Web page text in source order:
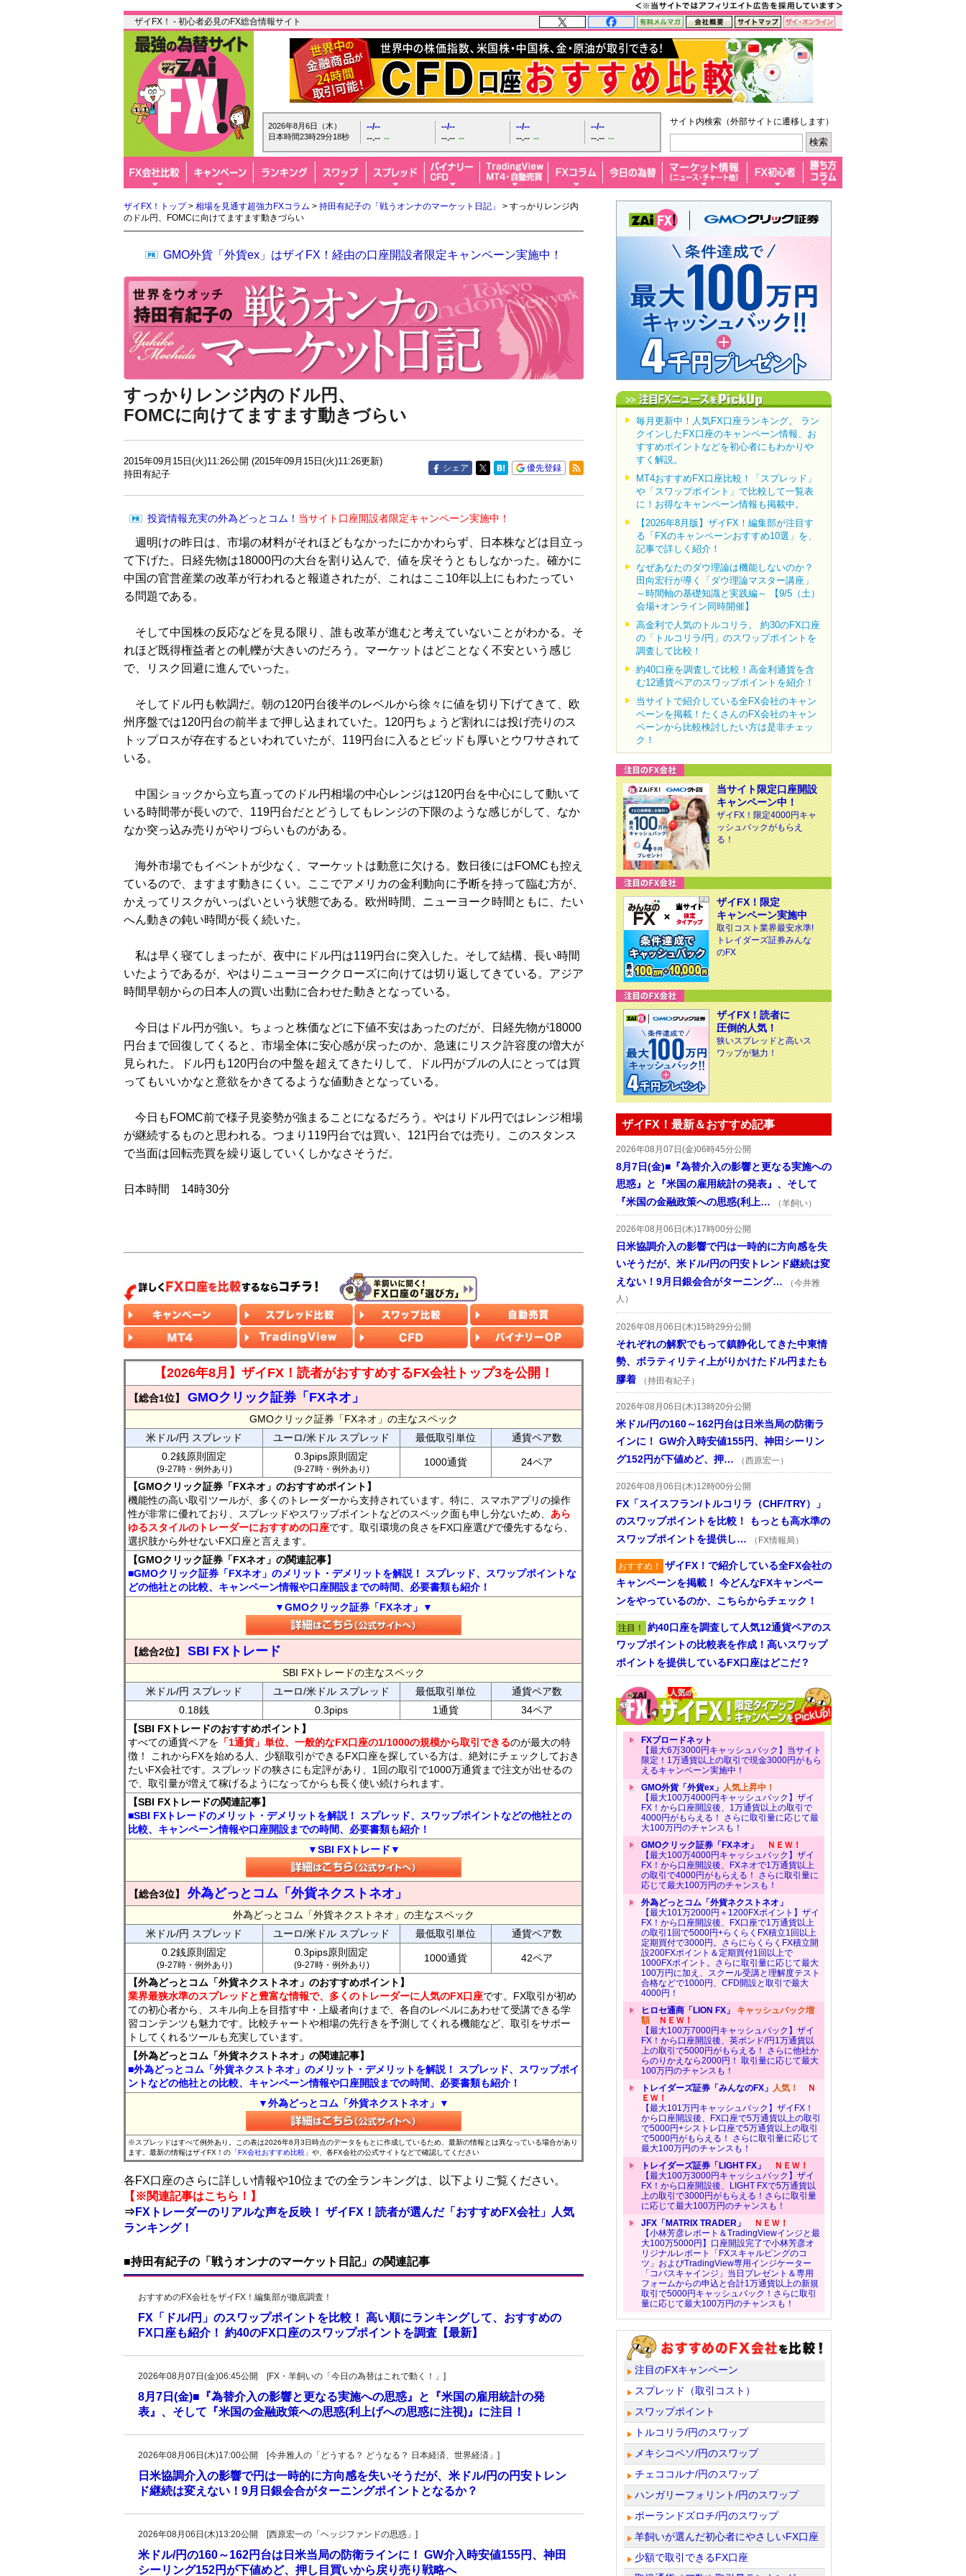
ザイFX！ - 初心者必見のFX総合情報サイト
2026年8月6日（木）
日本時間23時29分19秒
--/--
--.-- --
--/--
--.-- --
--/--
--.-- --
--/--
--.-- --
サイト内検索（外部サイトに遷移します）
ザイFX！トップ> 相場を見通す超強力FXコラム > 持田有紀子の「戦うオンナのマーケット日記」
> すっかりレンジ内
のドル円、FOMCに向けてますます動きづらい
GMO外貨「外貨ex」はザイFX！経由の口座開設者限定キャンペーン実施中！
すっかりレンジ内のドル円、
FOMCに向けてますます動きづらい
2015年09月15日(火)11:26公開 (2015年09月15日(火)11:26更新)
持田有紀子
シェア 優先登録
投資情報充実の外為どっとコム！ 当サイト口座開設者限定キャンペーン実施中！
週明けの昨日は、市場の材料がそれほどもなかったにかかわらず、日本株などは目立っ
て下げた。日経先物は18000円の大台を割り込んで、値を戻そうともしなかった。確かに
中国の官営産業の改革が行われると報道されたが、これはここ10年以上にもわたってい
る問題である。
そして中国株の反応などを見る限り、誰も改革が進むと考えていないことがわかる。そ
れほど既得権益者との軋轢が大きいのだろう。マーケットはどことなく不安という感じ
で、リスク回避に進んでいった。
そしてドル円も軟調だ。朝の120円台後半のレベルから徐々に値を切り下げてきて、欧
州序盤では120円台の前半まで押し込まれていた。120円ちょうど割れには投げ売りのス
トップロスが存在するといわれていたが、119円台に入るとビッドも厚いとウワサされて
いる。
中国ショックから立ち直ってのドル円相場の中心レンジは120円台を中心にして動いて
いる時間帯が長いので、119円台だとどうしてもレンジの下限のような感じがして、なか
なか突っ込み売りがやりづらいものがある。
海外市場でもイベントが少なく、マーケットは動意に欠ける。数日後にはFOMCも控え
ているので、ますます動きにくい。ここでアメリカの金利動向に予断を持って臨む方が、
かえってリスクがいっぱいという状態である。欧州時間、ニューヨーク時間ともに、たい
へん動きの鈍い時間が長く続いた。
私は早く寝てしまったが、夜中にドル円は119円台に突入した。そして結構、長い時間
いたようであるが、やはりニューヨーククローズに向けては切り返してきている。アジア
時間早朝からの日本人の買い出動に合わせた動きとなっている。
今日はドル円が強い。ちょっと株価などに下値不安はあったのだが、日経先物が18000
円台まで回復してくると、市場全体に安心感が戻ったのか、急速にリスク許容度の増大が
見られた。ドル円も120円台の中盤を超えてきたりして、ドル円がブルの人にとっては買
ってもいいかなと意欲をかきてるような値動きとなっている。
今日もFOMC前で様子見姿勢が強まることになるだろう。やはりドル円ではレンジ相場
が継続するものと思われる。つまり119円台では買い、121円台では売り。このスタンス
で当面は回転売買を繰り返していくしかなさそうだ。
日本時間 14時30分
【2026年8月】ザイFX！読者がおすすめするFX会社トップ3を公開！
【総合1位】 GMOクリック証券「FXネオ」
GMOクリック証券「FXネオ」の主なスペック
米ドル/円 スプレッド
ユーロ/米ドル スプレッド 最低取引単位
通貨ペア数
0.2銭原則固定
(9-27時・例外あり)
0.3pips原則固定
(9-27時・例外あり)
1000通貨 24ペア
【GMOクリック証券「FXネオ」のおすすめポイント】
機能性の高い取引ツールが、多くのトレーダーから支持されています。特に、スマホアプリの操作
性が非常に優れており、スプレッドやスワップポイントなどのスペック面も申し分ないため、 あら
ゆるスタイルのトレーダーにおすすめの口座です。取引環境の良さをFX口座選びで優先するなら、
選択肢から外せないFX口座と言えます。
【GMOクリック証券「FXネオ」の関連記事】
■GMOクリック証券「FXネオ」のメリット・デメリットを解説！ スプレッド、スワップポイントな
どの他社との比較、キャンペーン情報や口座開設までの時間、必要書類も紹介！
▼GMOクリック証券「FXネオ」▼
【総合2位】 SBI FXトレード
SBI FXトレードの主なスペック
米ドル/円 スプレッド
ユーロ/米ドル スプレッド 最低取引単位
通貨ペア数
0.18銭
0.3pips 1通貨
34ペア
【SBI FXトレードのおすすめポイント】
すべての通貨ペアを 「1通貨」単位、一般的なFX口座の1/1000の規模から取引できるのが最大の特
徴！ これからFXを始める人、少額取引ができるFX口座を探している方は、絶対にチェックしておき
たいFX会社です。スプレッドの狭さにも定評があり、1回の取引で1000万通貨まで注文が出せるの
で、取引量が増えて稼げるようになってからも長く使い続けられます。
【SBI FXトレードの関連記事】
■SBI FXトレードのメリット・デメリットを解説！ スプレッド、スワップポイントなどの他社との
比較、キャンペーン情報や口座開設までの時間、必要書類も紹介！
▼SBI FXトレード▼
【総合3位】 外為どっとコム「外貨ネクストネオ」
外為どっとコム「外貨ネクストネオ」の主なスペック
米ドル/円 スプレッド
ユーロ/米ドル スプレッド 最低取引単位
通貨ペア数
0.2銭原則固定
(9-27時・例外あり)
0.3pips原則固定
(9-27時・例外あり)
1000通貨 42ペア
【外為どっとコム「外貨ネクストネオ」のおすすめポイント】
業界最狭水準のスプレッドと豊富な情報で、多くのトレーダーに人気のFX口座です。FX取引が初め
ての初心者から、スキル向上を目指す中・上級者向けまで、各自のレベルにあわせて受講できる学
習コンテンツも魅力です。比較チャートや相場の先行きを予測してくれる機能など、取引をサポー
トしてくれるツールも充実しています。
【外為どっとコム「外貨ネクストネオ」の関連記事】
■外為どっとコム「外貨ネクストネオ」のメリット・デメリットを解説！ スプレッド、スワップポイ
ントなどの他社との比較、キャンペーン情報や口座開設までの時間、必要書類も紹介！
▼外為どっとコム「外貨ネクストネオ」▼
※スプレッドはすべて例外あり。この表は2026年8月3日時点のデータをもとに作成しているため、最新の情報とは異なっている場合があり
ます。最新の情報はザイFX！の 「FX会社おすすめ比較」 や、各FX会社の公式サイトなどで確認してください
各FX口座のさらに詳しい情報や10位までの全ランキングは、以下よりご覧ください。
【※関連記事はこちら！】
⇒FXトレーダーのリアルな声を反映！ ザイFX！読者が選んだ「おすすめFX会社」人気
ランキング！
■持田有紀子の「戦うオンナのマーケット日記」の関連記事
おすすめのFX会社をザイFX！編集部が徹底調査！
FX「ドル/円」のスワップポイントを比較！ 高い順にランキングして、おすすめの
FX口座も紹介！ 約40のFX口座のスワップポイントを調査【最新】
2026年08月07日(金)06:45公開 [FX・羊飼いの「今日の為替はこれで動く！」]
8月7日(金)■『為替介入の影響と更なる実施への思惑』と『米国の雇用統計の発
表』、そして『米国の金融政策への思惑(利上げへの思惑に注視)』に注目！
2026年08月06日(木)17:00公開 [今井雅人の「どうする？ どうなる？ 日本経済、世界経済」]
日米協調介入の影響で円は一時的に方向感を失いそうだが、米ドル/円の円安トレン
ド継続は変えない！9月日銀会合がターニングポイントとなるか？
2026年08月06日(木)13:20公開 [西原宏一の「ヘッジファンドの思惑」]
米ドル/円の160～162円台は日米当局の防衛ラインに！ GW介入時安値155円、神田
シーリング152円が下値めど、押し目買いから戻り売り戦略へ
毎月更新中！人気FX口座ランキング。 ラン
クインしたFX口座のキャンペーン情報、お
すすめポイントなどを初心者にもわかりや
すく解説。
MT4おすすめFX口座比較！「スプレッド」
や「スワップポイント」で比較して一覧表
に！お得なキャンペーン情報も掲載中。
【2026年8月版】ザイFX！編集部が注目す
る「FXのキャンペーンおすすめ10選」を、
記事で詳しく紹介！
なぜあなたのダウ理論は機能しないのか？
田向宏行が導く「ダウ理論マスター講座」
～時間軸の基礎知識と実践編～ 【9/5（土）
会場+オンライン同時開催】
高金利で人気のトルコリラ。 約30のFX口座
の「トルコリラ/円」のスワップポイントを
調査して比較！
約40口座を調査して比較！高金利通貨を含
む12通貨ペアのスワップポイントを紹介！
当サイトで紹介している全FX会社のキャン
ペーンを掲載！たくさんのFX会社のキャン
ペーンから比較検討したい方は是非チェッ
ク！
当サイト限定口座開設
キャンペーン中！
ザイFX！限定4000円キャ
ッシュバックがもらえ
る！
ザイFX！限定
キャンペーン実施中
取引コスト業界最安水準!
トレイダーズ証券みんな
のFX
ザイFX！読者に
圧倒的人気！
狭いスプレッドと高いス
ワップが魅力！
ザイFX！最新＆おすすめ記事
2026年08月07日(金)06時45分公開
8月7日(金)■『為替介入の影響と更なる実施への
思惑』と『米国の雇用統計の発表』、そして
『米国の金融政策への思惑(利上…
（羊飼い）
2026年08月06日(木)17時00分公開
日米協調介入の影響で円は一時的に方向感を失
いそうだが、米ドル/円の円安トレンド継続は変
えない！9月日銀会合がターニング…
（今井雅
人）
2026年08月06日(木)15時29分公開
それぞれの解釈でもって鎮静化してきた中東情
勢、ボラティリティ上がりかけたドル円またも
膠着
（持田有紀子）
2026年08月06日(木)13時20分公開
米ドル/円の160～162円台は日米当局の防衛ラ
インに！ GW介入時安値155円、神田シーリン
グ152円が下値めど、押…
（西原宏一）
2026年08月06日(木)12時00分公開
FX「スイスフラン/トルコリラ（CHF/TRY）」
のスワップポイントを比較！ もっとも高水準の
スワップポイントを提供し…
（FX情報局）
おすすめ！ ザイFX！で紹介している全FX会社の
キャンペーンを掲載！ 今どんなFXキャンペー
ンをやっているのか、こちらからチェック！
注目！ 約40口座を調査して人気12通貨ペアのス
ワップポイントの比較表を作成！高いスワップ
ポイントを提供しているFX口座はどこだ？
FXブロードネット
【最大6万3000円キャッシュバック】当サイト
限定！1万通貨以上の取引で現金3000円がもら
えるキャンペーン実施中！
GMO外貨「外貨ex」 人気上昇中！
【最大100万4000円キャッシュバック】ザイ
FX！から口座開設後、1万通貨以上の取引で
4000円がもらえる！ さらに取引量に応じて最
大100万円のチャンスも！
GMOクリック証券「FXネオ」
ＮＥＷ！
【最大100万4000円キャッシュバック】ザイ
FX！から口座開設後、FXネオで1万通貨以上
の取引で4000円がもらえる！ さらに取引量に
応じて最大100万円のチャンスも！
外為どっとコム「外貨ネクストネオ」
【最大101万2000円＋1200FXポイント】ザイ
FX！から口座開設後、FX口座で1万通貨以上
の取引1回で5000円+らくらくFX積立1回以上
定期買付で3000円。さらにらくらくFX積立開
設200FXポイント＆定期買付1回以上で
1000FXポイント。さらに取引量に応じて最大
100万円に加え、スクール受講と理解度テスト
合格などで1000円、CFD開設と取引で最大
4000円！
ヒロセ通商「LION FX」 キャッシュバック増
額ＮＥＷ！
【最大100万7000円キャッシュバック】ザイ
FX！から口座開設後、英ポンド/円1万通貨以
上の取引で5000円がもらえる！ さらに他社か
らのりかえなら2000円！ 取引量に応じて最大
100万円のチャンスも！
トレイダーズ証券「みんなのFX」 人気！
Ｎ
ＥＷ！
【最大101万円キャッシュバック】ザイFX！
から口座開設後、FX口座で5万通貨以上の取引
で5000円+シストレ口座で5万通貨以上の取引
で5000円がもらえる！ さらに取引量に応じて
最大100万円のチャンスも！
トレイダーズ証券「LIGHT FX」
ＮＥＷ！
【最大100万3000円キャッシュバック】ザイ
FX！から口座開設後、LIGHT FXで5万通貨以
上の取引で3000円がもらえる！さらに取引量
に応じて最大100万円のチャンスも！
JFX「MATRIX TRADER」
ＮＥＷ！
【小林芳彦レポート＆TradingViewインジと最
大100万5000円】口座開設完了で小林芳彦オ
リジナルレポート「FXスキャルピングのコ
ツ」およびTradingView専用インジケーター
「コバスキャインジ」当日プレゼント＆専用
フォームからの申込と合計1万通貨以上の新規
取引で5000円キャッシュバック！さらに取引
量に応じて最大100万円のチャンスも！
注目のFXキャンペーン
スプレッド（取引コスト）
スワップポイント
トルコリラ/円のスワップ
メキシコペソ/円のスワップ
チェココルナ/円のスワップ
ハンガリーフォリント/円のスワップ
ポーランドズロチ/円のスワップ
羊飼いが選んだ初心者にやさしいFX口座
少額で取引できるFX口座